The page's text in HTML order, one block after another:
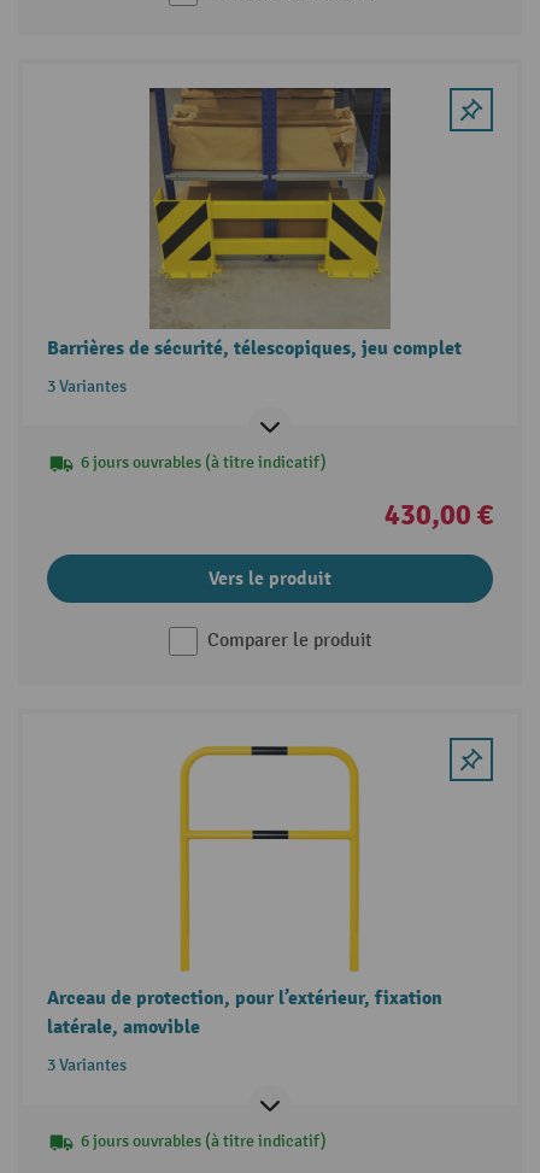
Barrières de sécurité, télescopiques, jeu complet
3 Variantes
6 jours ouvrables (à titre indicatif)
430,00 €
Vers le produit
Comparer le produit
Arceau de protection, pour l’extérieur, fixation
latérale, amovible
3 Variantes
6 jours ouvrables (à titre indicatif)